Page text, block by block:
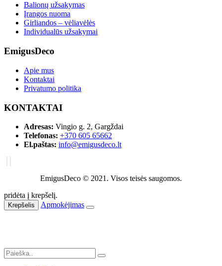
Balionų užsakymas
Įrangos nuoma
Girliandos – vėliavėlės
Individualūs užsakymai
EmigusDeco
Apie mus
Kontaktai
Privatumo politika
KONTAKTAI
Adresas: Vingio g. 2, Gargždai
Telefonas: +370 605 65662
El.paštas: info@emigusdeco.lt
EmigusDeco © 2021. Visos teisės saugomos.
pridėta į krepšelį.
Krepšelis Apmokėjimas